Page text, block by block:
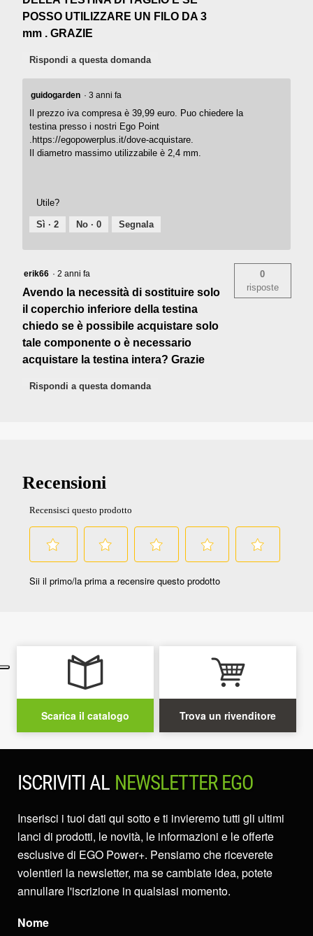
POSSO UTILIZZARE UN FILO DA 3
mm . GRAZIE
Rispondi a questa domanda
guidogarden · 3 anni fa
Il prezzo iva compresa è 39,99 euro. Puo chiedere la
testina presso i nostri Ego Point
.https://egopowerplus.it/dove-acquistare.
Il diametro massimo utilizzabile è 2,4 mm.
Utile?
Sì ·2 No ·0 Segnala
erik66 · 2 anni fa
Avendo la necessità di sostituire solo
il coperchio inferiore della testina
chiedo se è possibile acquistare solo
tale componente o è necessario
acquistare la testina intera? Grazie
0
risposte
Rispondi a questa domanda
Scarica il catalogo Trova un rivenditore
ISCRIVITI AL NEWSLETTER EGO
Inserisci i tuoi dati qui sotto e ti invieremo tutti gli ultimi
lanci di prodotti, le novità, le informazioni e le offerte
esclusive di EGO Power+. Pensiamo che riceverete
volentieri la newsletter, ma se cambiate idea, potete
annullare l'iscrizione in qualsiasi momento.
Nome